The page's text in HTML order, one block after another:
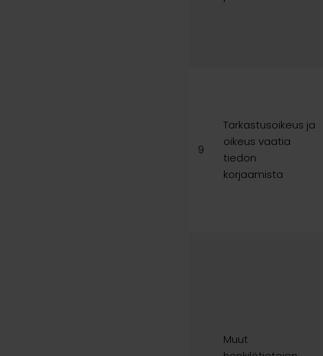
9
Tarkastusoikeus ja
oikeus vaatia
tiedon
korjaamista
Muut